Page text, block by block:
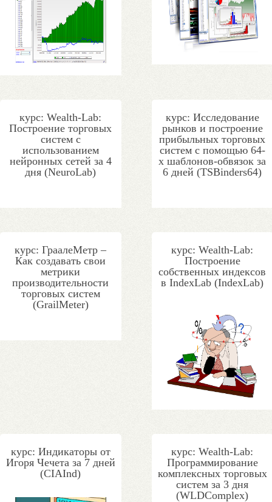
курс: Wealth-Lab:
Построение торговых
систем с
использованием
нейронных сетей за 4
дня (NeuroLab)
курс: Исследование
рынков и построение
прибыльных торговых
систем с помощью 64-
х шаблонов-обвязок за
6 дней (TSBinders64)
курс: ГраалеМетр –
Как создавать свои
метрики
производительности
торговых систем
(GrailMeter)
курс: Wealth-Lab:
Построение
собственных индексов
в IndexLab (IndexLab)
курс: Индикаторы от
Игоря Чечета за 7 дней
(CIAInd)
курс: Wealth-Lab:
Программирование
комплексных торговых
систем за 3 дня
(WLDComplex)